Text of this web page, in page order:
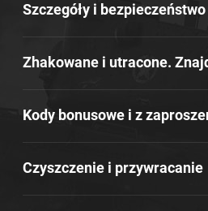
Szczegóły i bezpieczeństwo
Zhakowane i utracone.
Kody bonusowe i z
Czyszczenie i przywracanie